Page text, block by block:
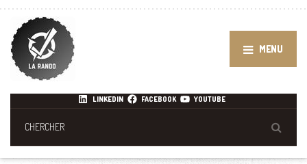
MENU
LINKEDIN FACEBOOK YOUTUBE